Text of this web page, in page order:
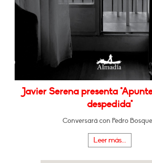
Javier Serena presenta
despedida"
Conversará con Pedro
Leer más...